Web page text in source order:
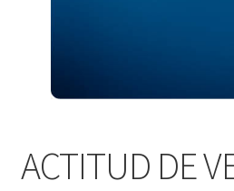
Tienda
ACTITUD DE